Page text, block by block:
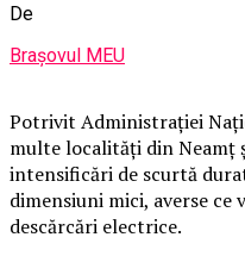
De
Brașovul MEU
Potrivit Administraţiei
multe localităţi din Neamţ
intensificări de scurtă
dimensiuni mici, averse
descărcări electrice.